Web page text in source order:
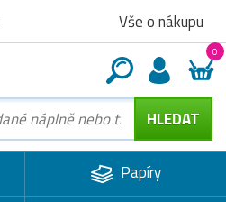
Vše o nákupu
0
Papíry